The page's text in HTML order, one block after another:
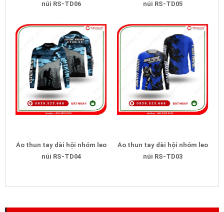
núi RS-TD06
núi RS-TD05
Áo thun tay dài hội nhóm leo
núi RS-TD04
Áo thun tay dài hội nhóm leo
núi RS-TD03